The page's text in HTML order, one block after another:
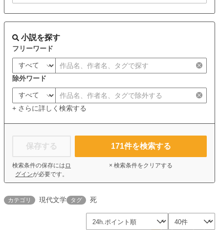
小説を探す
フリーワード
除外ワード
+ さらに詳しく検索する
保存する
検索条件の保存には ロ
グインが必要です。
171件を検索する
× 検索条件をクリアする
カテゴリ 現代文学 タグ 死